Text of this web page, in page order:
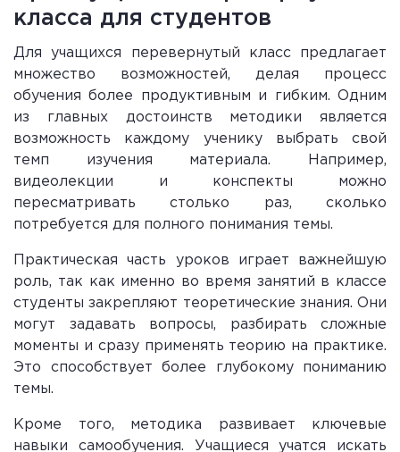
класса для студентов
Для учащихся перевернутый класс предлагает
множество возможностей, делая процесс
обучения более продуктивным и гибким. Одним
из главных достоинств методики является
возможность каждому ученику выбрать свой
темп изучения материала. Например,
видеолекции и конспекты можно
пересматривать столько раз, сколько
потребуется для полного понимания темы.
Практическая часть уроков играет важнейшую
роль, так как именно во время занятий в классе
студенты закрепляют теоретические знания. Они
могут задавать вопросы, разбирать сложные
моменты и сразу применять теорию на практике.
Это способствует более глубокому пониманию
темы.
Кроме того, методика развивает ключевые
навыки самообучения. Учащиеся учатся искать